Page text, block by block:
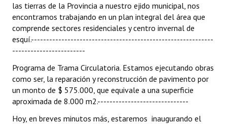
las tierras de la Provincia a nuestro ejido municipal, nos
encontramos trabajando en un plan integral del área que
comprende sectores residenciales y centro invernal de
esquí.------------------------------------------------------------
------------------------
Programa de Trama Circulatoria. Estamos ejecutando obras
como ser, la reparación y reconstrucción de pavimento por
un monto de $ 575.000, que equivale a una superficie
aproximada de 8.000 m2.------------------------------
Hoy, en breves minutos más, estaremos inaugurando el